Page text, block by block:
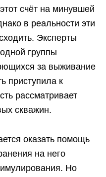
счёт на минувшей
в реальности эти
Эксперты
группы
за выживание
приступила к
рассматривает
скважин.
оказать помощь
на него
Но